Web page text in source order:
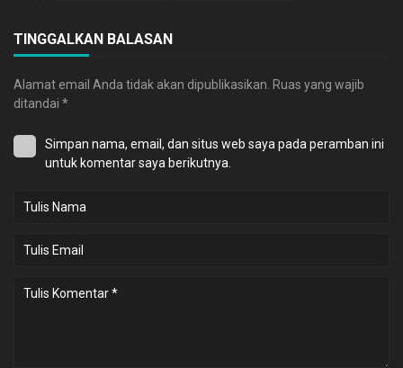
TINGGALKAN BALASAN
Alamat email Anda tidak akan dipublikasikan. Ruas yang wajib
ditandai *
Simpan nama, email, dan situs web saya pada peramban ini
untuk komentar saya berikutnya.